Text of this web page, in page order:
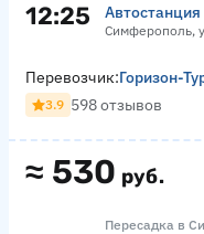
12:25 Симферополь,
≈ 530 руб.
Перевозчик:Горизон-
3.9 598 отзывов
Пересадка в